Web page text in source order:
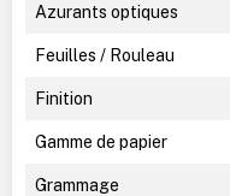
Azurants optiques
Feuilles / Rouleau
Finition
Gamme de papier
Grammage